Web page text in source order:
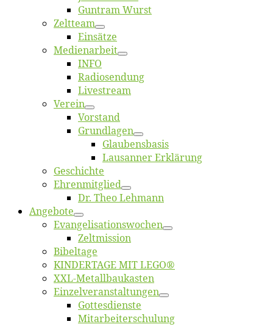
Gun­tram Wurst
Zelt­team
Ein­sät­ze
Me­di­en­ar­beit
INFO
Ra­dio­sen­dung
Live­stream
Ver­ein
Vor­stand
Grund­la­gen
Glaubens­ba­sis
Lausan­ner Erklärung
Ge­schich­te
Eh­ren­mit­glied
Dr. Theo Lehmann
An­ge­bo­te
Evangelisa­tions­wo­chen
Zelt­mis­si­on
Bi­bel­ta­ge
KINDERTAGE MIT LEGO®
XXL-Me­­tal­l­­bau­­kas­­ten
Einzelver­an­stal­tungen
Got­tes­diens­te
Mitarbeiter­schulung